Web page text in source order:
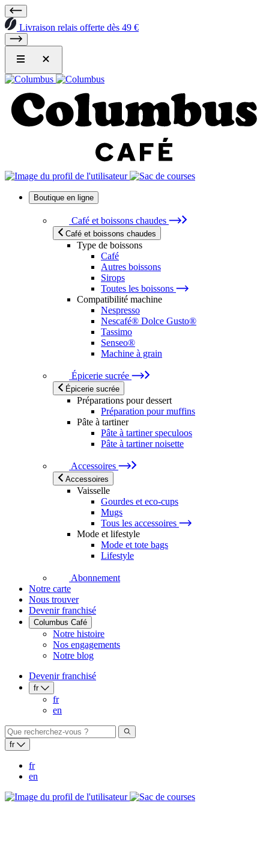
Livraison relais offerte dès 49 €
Boutique en ligne
Café et boissons chaudes
Café et boissons chaudes
Type de boissons
Café
Autres boissons
Sirops
Toutes les boissons
Compatibilité machine
Nespresso
Nescafé® Dolce Gusto®
Tassimo
Senseo®
Machine à grain
Épicerie sucrée
Épicerie sucrée
Préparations pour dessert
Préparation pour muffins
Pâte à tartiner
Pâte à tartiner speculoos
Pâte à tartiner noisette
Accessoires
Accessoires
Vaisselle
Gourdes et eco-cups
Mugs
Tous les accessoires
Mode et lifestyle
Mode et tote bags
Lifestyle
Abonnement
Notre carte
Nous trouver
Devenir franchisé
Columbus Café
Notre histoire
Nos engagements
Notre blog
Devenir franchisé
fr
fr
en
fr
fr
en